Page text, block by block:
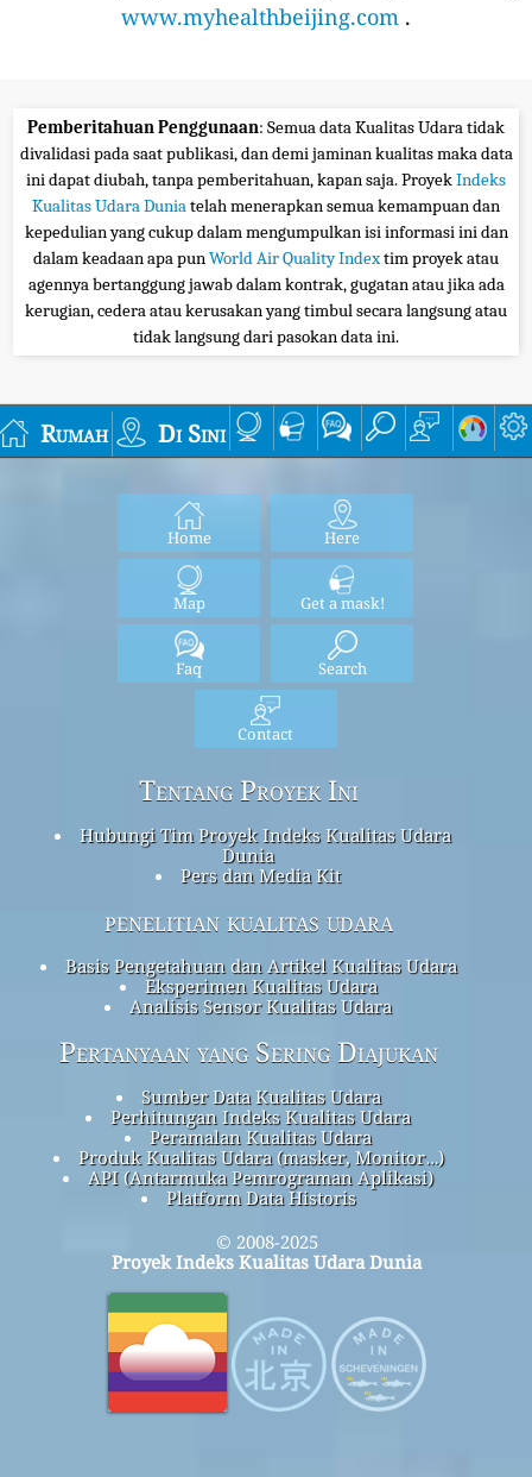
www.myhealthbeijing.com .
Pemberitahuan Penggunaan: Semua data Kualitas Udara tidak
divalidasi pada saat publikasi, dan demi jaminan kualitas maka data
ini dapat diubah, tanpa pemberitahuan, kapan saja. ProyekIndeks
Kualitas Udara Duniatelah menerapkan semua kemampuan dan
kepedulian yang cukup dalam mengumpulkan isi informasi ini dan
dalam keadaan apa punWorld Air Quality Indextim proyek atau
agennya bertanggung jawab dalam kontrak, gugatan atau jika ada
kerugian, cedera atau kerusakan yang timbul secara langsung atau
tidak langsung dari pasokan data ini.
Rumah Di Sini
Home Here
Map Get a mask!
Faq Search
Contact
Tentang Proyek Ini
Hubungi Tim Proyek Indeks Kualitas Udara
Dunia
Pers dan Media Kit
penelitian kualitas udara
Basis Pengetahuan dan Artikel Kualitas Udara
Eksperimen Kualitas Udara
Analisis Sensor Kualitas Udara
Pertanyaan yang Sering Diajukan
Sumber Data Kualitas Udara
Perhitungan Indeks Kualitas Udara
Peramalan Kualitas Udara
Produk Kualitas Udara (masker, Monitor…)
API (Antarmuka Pemrograman Aplikasi)
Platform Data Historis
© 2008-2025
Proyek Indeks Kualitas Udara Dunia